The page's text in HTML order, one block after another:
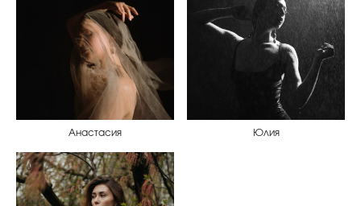
Анастасия Юлия